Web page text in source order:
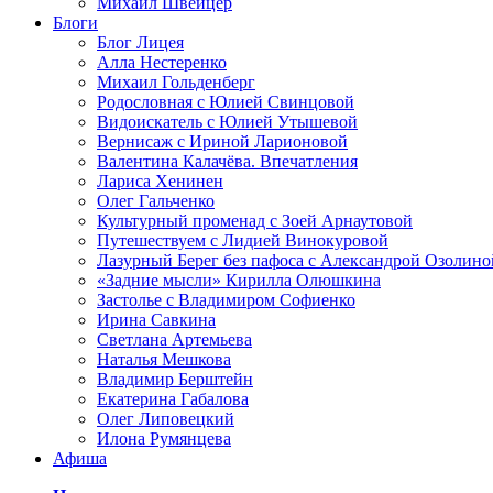
Блоги
Блог Лицея
Алла Нестеренко
Михаил Гольденберг
Родословная с Юлией Свинцовой
Видоискатель с Юлией Утышевой
Вернисаж с Ириной Ларионовой
Валентина Калачёва. Впечатления
Лариса Хенинен
Олег Гальченко
Культурный променад с Зоей Арнаутовой
Путешествуем с Лидией Винокуровой
Лазурный Берег без пафоса с Александрой
«Задние мысли» Кирилла Олюшкина
Застолье с Владимиром Софиенко
Ирина Савкина
Светлана Артемьева
Наталья Мешкова
Владимир Берштейн
Екатерина Габалова
Олег Липовецкий
Илона Румянцева
Афиша